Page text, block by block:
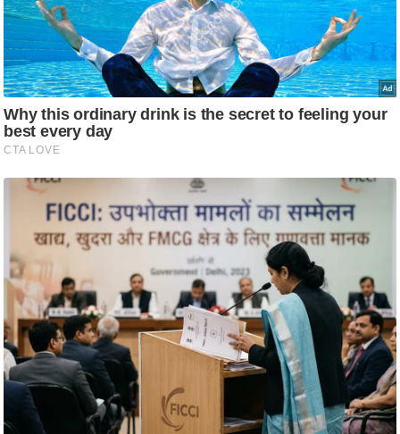
ज्यो
ति
ष
प्र
भु
म
मा
र्म
स्थ
ल
व्र
त
त्यो
हा